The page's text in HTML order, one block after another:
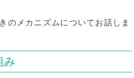
のメカニズムについてお話しま
み